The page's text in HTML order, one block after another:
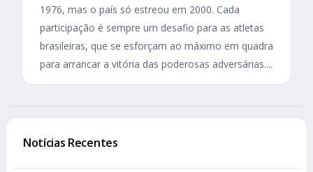
1976, mas o país só estreou em 2000. Cada
participação é sempre um desafio para as atletas
brasileiras, que se esforçam ao máximo em quadra
para arrancar a vitória das poderosas adversárias....
Notícias Recentes